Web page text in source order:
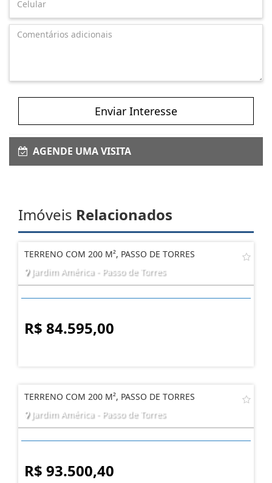
Enviar Interesse
AGENDE UMA VISITA
Imóveis Relacionados
TERRENO COM 200 M², PASSO DE TORRES
Jardim América - Passo de Torres
R$ 84.595,00
TERRENO COM 200 M², PASSO DE TORRES
Jardim América - Passo de Torres
R$ 93.500,40